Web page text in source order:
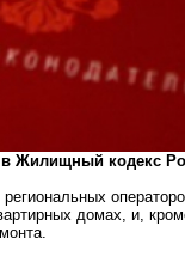
Жилищный кодекс
домах, и,